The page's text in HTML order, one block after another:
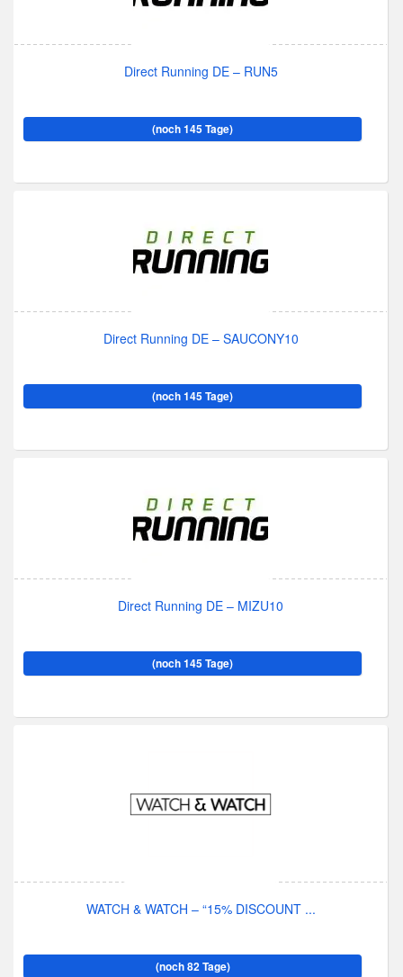
Direct Running DE – RUN5
(noch 145 Tage)
Direct Running DE – SAUCONY10
(noch 145 Tage)
Direct Running DE – MIZU10
(noch 145 Tage)
WATCH & WATCH – “15% DISCOUNT ...
(noch 82 Tage)